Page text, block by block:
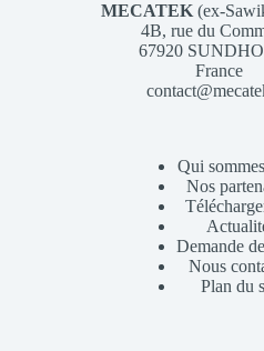
MECATEK (ex-
4B, rue du
67920
France
Qui
Nos
Demande
Nous
Plan du